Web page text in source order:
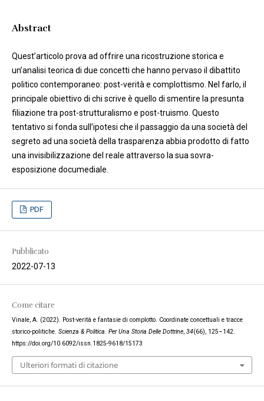
Abstract
Quest’articolo prova ad offrire una ricostruzione storica e
un’analisi teorica di due concetti che hanno pervaso il dibattito
politico contemporaneo: post-verità e complottismo. Nel farlo, il
principale obiettivo di chi scrive è quello di smentire la presunta
filiazione tra post-strutturalismo e post-truismo. Questo
tentativo si fonda sull’ipotesi che il passaggio da una società del
segreto ad una società della trasparenza abbia prodotto di fatto
una invisibilizzazione del reale attraverso la sua sovra-
esposizione documediale.
PDF
Pubblicato
2022-07-13
Come citare
Vinale, A. (2022). Post-verità e fantasie di complotto. Coordinate concettuali e tracce
storico-politiche. Scienza & Politica. Per Una Storia Delle Dottrine, 34(66), 125–142.
https://doi.org/10.6092/issn.1825-9618/15173
Ulteriori formati di citazione